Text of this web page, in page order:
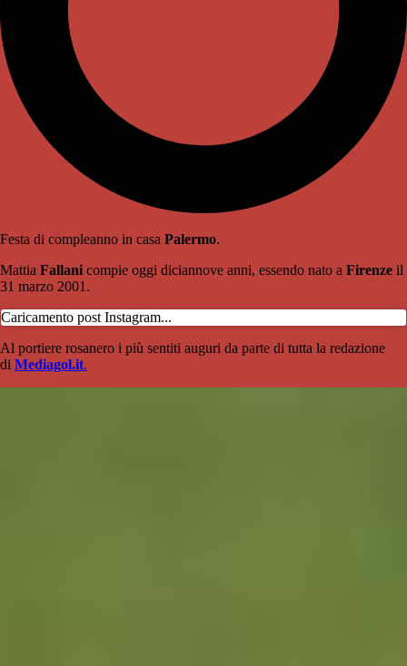
Festa di compleanno in casa Palermo.
Mattia Fallani compie oggi diciannove anni, essendo nato a Firenze il
31 marzo 2001.
Caricamento post Instagram...
Al portiere rosanero i più sentiti auguri da parte di tutta la redazione
di Mediagol.it.